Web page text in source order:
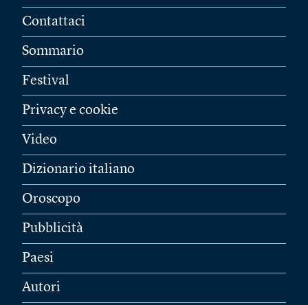
Contattaci
Sommario
Festival
Privacy e cookie
Video
Dizionario italiano
Oroscopo
Pubblicità
Paesi
Autori